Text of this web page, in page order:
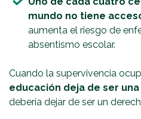
mundo no tiene
aumenta el riesgo de
absentismo escolar.
Cuando la supervivencia
educación deja de ser
debería dejar de ser un